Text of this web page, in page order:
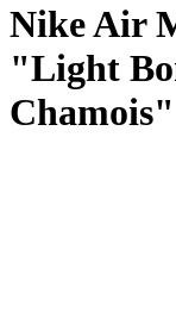
NikeAir
"Light